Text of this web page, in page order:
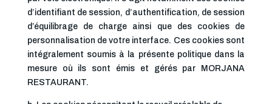
d’identifiant de session, d’authentification, de session
d’équilibrage de charge ainsi que des cookies de
personnalisation de votre interface. Ces cookies sont
intégralement soumis à la présente politique dans la
mesure où ils sont émis et gérés par MORJANA
RESTAURANT.